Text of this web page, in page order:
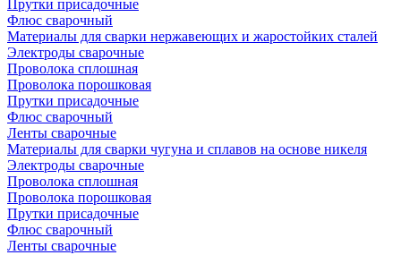
Прутки присадочные
Флюс сварочный
Материалы для сварки нержавеющих и жаростойких сталей
Электроды сварочные
Проволока сплошная
Проволока порошковая
Прутки присадочные
Флюс сварочный
Ленты сварочные
Материалы для сварки чугуна и сплавов на основе никеля
Электроды сварочные
Проволока сплошная
Проволока порошковая
Прутки присадочные
Флюс сварочный
Ленты сварочные